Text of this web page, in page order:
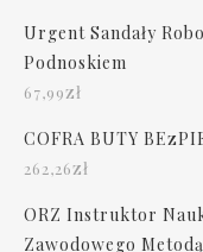
Urgent Sandały
Podnoskiem
67,99zł
COFRA BUTY
262,26zł
ORZ Instruktor
Zawodowego